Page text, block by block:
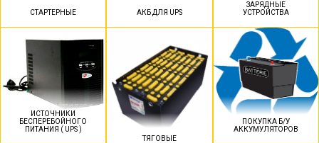
СТАРТЕРНЫЕ АКБ ДЛЯ UPS
ЗАРЯДНЫЕ
УСТРОЙСТВА
ИСТОЧНИКИ
БЕСПЕРЕБОЙНОГО
ПИТАНИЯ ( UPS )
ТЯГОВЫЕ
ПОКУПКА Б/У
АККУМУЛЯТОРОВ